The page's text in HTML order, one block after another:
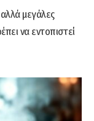
αλλά μεγάλες
να εντοπιστεί